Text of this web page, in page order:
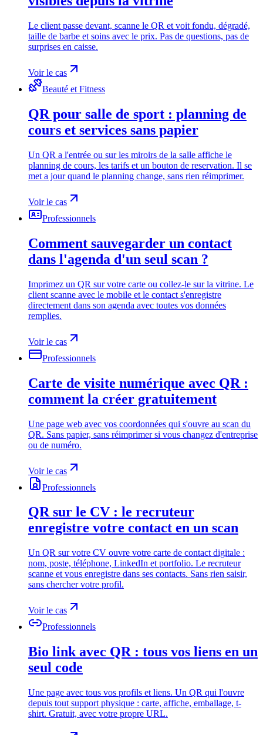
Le client passe devant, scanne le QR et voit fondu, dégradé,
taille de barbe et soins avec le prix. Pas de questions, pas de
surprises en caisse.
Voir le cas
Beauté et Fitness
QR pour salle de sport : planning de
cours et services sans papier
Un QR a l'entrée ou sur les miroirs de la salle affiche le
planning de cours, les tarifs et un bouton de reservation. Il se
met a jour quand le planning change, sans rien réimprimer.
Voir le cas
Professionnels
Comment sauvegarder un contact
dans l'agenda d'un seul scan ?
Imprimez un QR sur votre carte ou collez-le sur la vitrine. Le
client scanne avec le mobile et le contact s'enregistre
directement dans son agenda avec toutes vos données
remplies.
Voir le cas
Professionnels
Carte de visite numérique avec QR :
comment la créer gratuitement
Une page web avec vos coordonnées qui s'ouvre au scan du
QR. Sans papier, sans réimprimer si vous changez d'entreprise
ou de numéro.
Voir le cas
Professionnels
QR sur le CV : le recruteur
enregistre votre contact en un scan
Un QR sur votre CV ouvre votre carte de contact digitale :
nom, poste, téléphone, LinkedIn et portfolio. Le recruteur
scanne et vous enregistre dans ses contacts. Sans rien saisir,
sans chercher votre profil.
Voir le cas
Professionnels
Bio link avec QR : tous vos liens en un
seul code
Une page avec tous vos profils et liens. Un QR qui l'ouvre
depuis tout support physique : carte, affiche, emballage, t-
shirt. Gratuit, avec votre propre URL.